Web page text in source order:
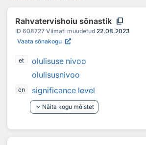
Rahvatervishoiu sõnastik content_copy
ID 608727 Viimati muudetud 22.08.2023
Vaata sõnakogu
et
olulisuse nivoo
olulisusnivoo
en
significance level
keyboard_arrow_down Näita kogu mõistet